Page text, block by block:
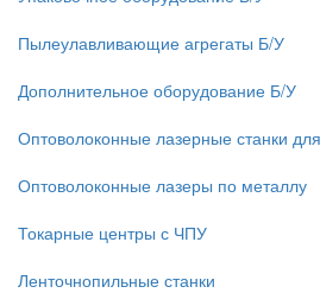
Пылеулавливающие агрегаты Б/У
Дополнительное оборудование Б/У
Оптоволоконные лазерные станки
Оптоволоконные лазеры по металлу
Токарные центры с ЧПУ
Ленточнопильные станки